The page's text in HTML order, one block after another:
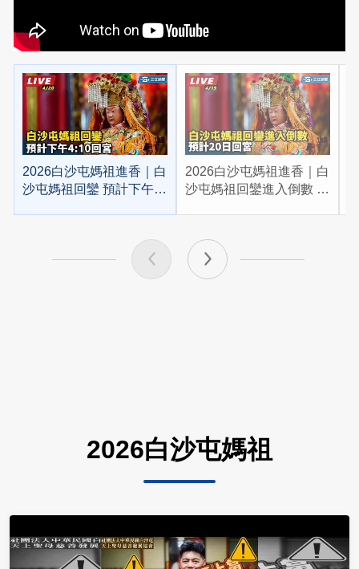
2026白沙屯媽祖進香｜白
沙屯媽祖回鑾 預計下午
2026白沙屯媽祖進香｜白
沙屯媽祖回鑾進入倒數 預
2026白沙屯媽祖